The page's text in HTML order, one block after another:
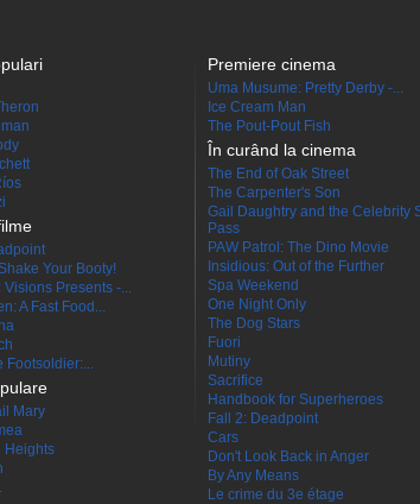
Your Booty!
Visions Presents -...
A Fast Food...
Footsoldier:...
Mary
Heights
Premiere cinema
Uma Musume: Pretty Derby -...
Ice Cream Man
The Pout-Pout Fish
În curând la cinema
The End of Oak Street
The Carpenter's Son
Gail Daughtry and the Celebrity
Pass
PAW Patrol: The Dino Movie
Insidious: Out of the Further
Spa Weekend
One Night Only
The Dog Stars
Fuori
Mutiny
Sacrifice
Handbook for Superheroes
Fall 2: Deadpoint
Cars
Don't Look Back in Anger
By Any Means
Le crime du 3e étage